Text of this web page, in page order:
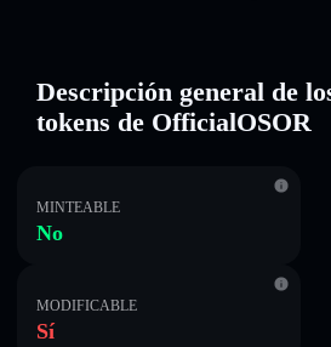
Descripción general de
tokens de OfficialOSOR
MINTEABLE
No
MODIFICABLE
Sí